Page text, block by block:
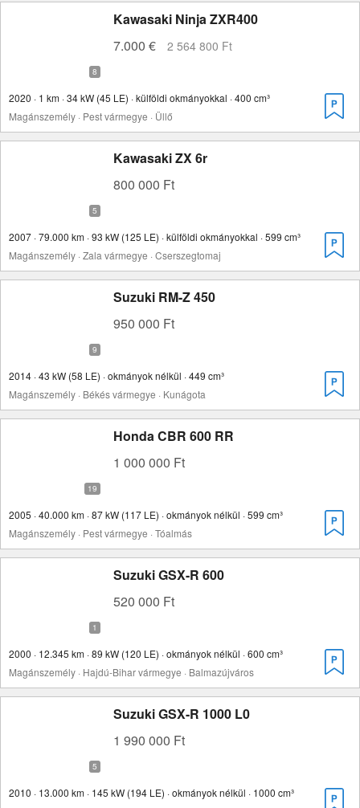
Kawasaki Ninja ZXR400
7.000 €
2 564 800 Ft
2020 · 1 km · 34 kW (45 LE) · külföldi okmányokkal · 400 cm³
Magánszemély · Pest vármegye · Üllő
Kawasaki ZX 6r
800 000 Ft
2007 · 79.000 km · 93 kW (125 LE) · külföldi okmányokkal · 599 cm³
Magánszemély · Zala vármegye · Cserszegtomaj
Suzuki RM-Z 450
950 000 Ft
2014 · 43 kW (58 LE) · okmányok nélkül · 449 cm³
Magánszemély · Békés vármegye · Kunágota
Honda CBR 600 RR
1 000 000 Ft
2005 · 40.000 km · 87 kW (117 LE) · okmányok nélkül · 599 cm³
Magánszemély · Pest vármegye · Tóalmás
Suzuki GSX-R 600
520 000 Ft
2000 · 12.345 km · 89 kW (120 LE) · okmányok nélkül · 600 cm³
Magánszemély · Hajdú-Bihar vármegye · Balmazújváros
Suzuki GSX-R 1000 L0
1 990 000 Ft
2010 · 13.000 km · 145 kW (194 LE) · okmányok nélkül · 1000 cm³